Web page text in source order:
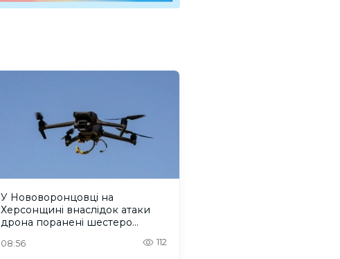
У Нововоронцовці на
Херсонщині внаслідок атаки
дрона поранені шестеро
08:56 112